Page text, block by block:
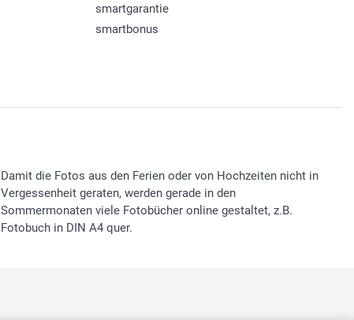
smartgarantie
smartbonus
Damit die Fotos aus den Ferien oder von Hochzeiten nicht in
Vergessenheit geraten, werden gerade in den
Sommermonaten viele Fotobücher online gestaltet, z.B.
Fotobuch in DIN A4 quer.